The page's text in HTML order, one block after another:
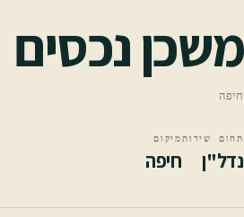
משכן נכסים
חיפה
תחום שירות
נדל"ן
מיקום
חיפה